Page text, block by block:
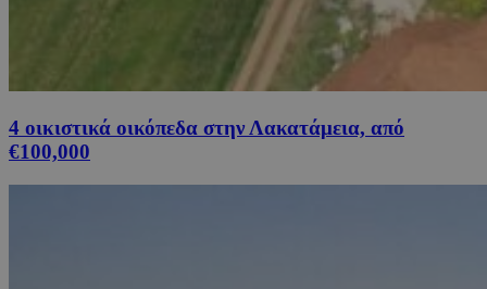
4 οικιστικά οικόπεδα στην Λακατάμεια, από
€100,000